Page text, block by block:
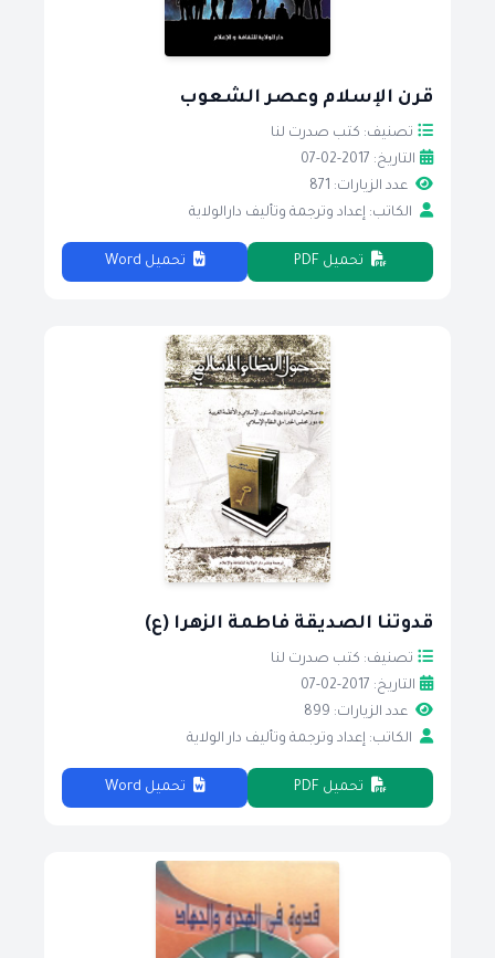
قرن الإسلام وعصر الشعوب
تصنيف: كتب صدرت لنا
التاريخ: 2017-02-07
عدد الزيارات: 871
الكاتب: إعداد وترجمة وتأليف دارالولاية
تحميل PDF تحميل Word
قدوتنا الصديقة فاطمة الزهرا (ع)
تصنيف: كتب صدرت لنا
التاريخ: 2017-02-07
عدد الزيارات: 899
الكاتب: إعداد وترجمة وتأليف دار الولاية
تحميل PDF تحميل Word